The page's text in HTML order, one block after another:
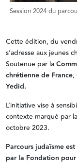
Session 2024 du
Cette édition, du
s’adresse aux jeunes
Soutenue par la
chrétienne de France,
Yedid.
L’initiative vise à
contexte marqué par
octobre 2023.
Parcours judaïsme
par la Fondation